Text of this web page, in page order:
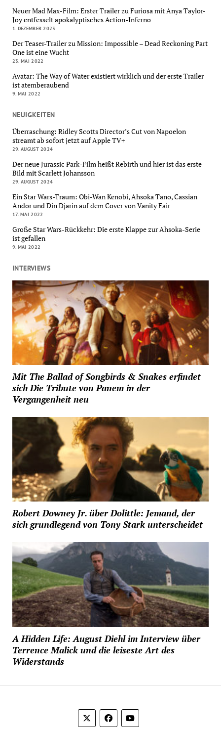
Neuer Mad Max-Film: Erster Trailer zu Furiosa mit Anya Taylor-
Joy entfesselt apokalyptisches Action-Inferno
1. DEZEMBER 2023
Der Teaser-Trailer zu Mission: Impossible – Dead Reckoning Part
One ist eine Wucht
23. MAI 2022
Avatar: The Way of Water existiert wirklich und der erste Trailer
ist atemberaubend
9. MAI 2022
NEUIGKEITEN
Überraschung: Ridley Scotts Director’s Cut von Napoelon
streamt ab sofort jetzt auf Apple TV+
29. AUGUST 2024
Der neue Jurassic Park-Film heißt Rebirth und hier ist das erste
Bild mit Scarlett Johansson
29. AUGUST 2024
Ein Star Wars-Traum: Obi-Wan Kenobi, Ahsoka Tano, Cassian
Andor und Din Djarin auf dem Cover von Vanity Fair
17. MAI 2022
Große Star Wars-Rückkehr: Die erste Klappe zur Ahsoka-Serie
ist gefallen
9. MAI 2022
INTERVIEWS
Mit The Ballad of Songbirds & Snakes erfindet
sich Die Tribute von Panem in der
Vergangenheit neu
Robert Downey Jr. über Dolittle: Jemand, der
sich grundlegend von Tony Stark unterscheidet
A Hidden Life: August Diehl im Interview über
Terrence Malick und die leiseste Art des
Widerstands